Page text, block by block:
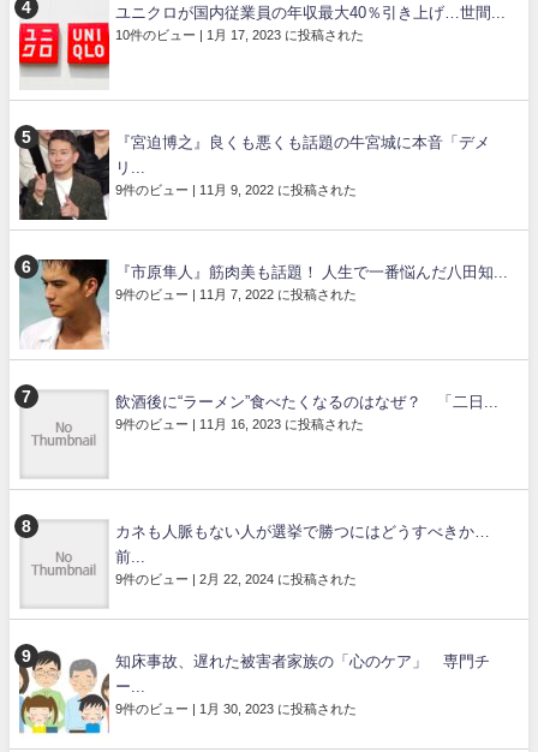
ユニクロが国内従業員の年収最大40％引き上げ…世間...
10件のビュー | 1月 17, 2023 に投稿された
『宮迫博之』良くも悪くも話題の牛宮城に本音「デメ
リ...
9件のビュー | 11月 9, 2022 に投稿された
『市原隼人』筋肉美も話題！ 人生で一番悩んだ八田知...
9件のビュー | 11月 7, 2022 に投稿された
飲酒後に“ラーメン”食べたくなるのはなぜ？ 「二日...
9件のビュー | 11月 16, 2023 に投稿された
カネも人脈もない人が選挙で勝つにはどうすべきか…
前...
9件のビュー | 2月 22, 2024 に投稿された
知床事故、遅れた被害者家族の「心のケア」 専門チ
ー...
9件のビュー | 1月 30, 2023 に投稿された